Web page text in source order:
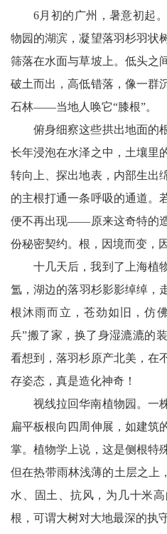
6月初的广州，暑意初起
物园的湖滨，凝望落羽杉羽状
筛落在水面与草坡上。低头之
破土而出，高低错落，像一群
石林——当地人唤它“膝根”。
俯身细察这些拱出地面的
长年浸泡在水泽之中，土壤里
转向上、探出地表，内部生出
的主根打通一条呼吸的通道。
便不再出现——原来这奇特的
份秘密契约。根，因境而变，
十几天后，我到了上海植
氲，湖边的落羽杉影影绰绰
根沐雨而立，苍劲如旧，仿
兵”搬了家，换了身湿漉漉的
看想到，落羽杉原产北美，在
存姿态，真是造化神奇！
视线拉回华南植物园。一
扁平板根向四周伸展，如建筑
掌。植物学上说，这是侧根特
但在热带雨林浅薄的土层之
水、固土、抗风，为几十米
根，可谓大树对大地最深的执